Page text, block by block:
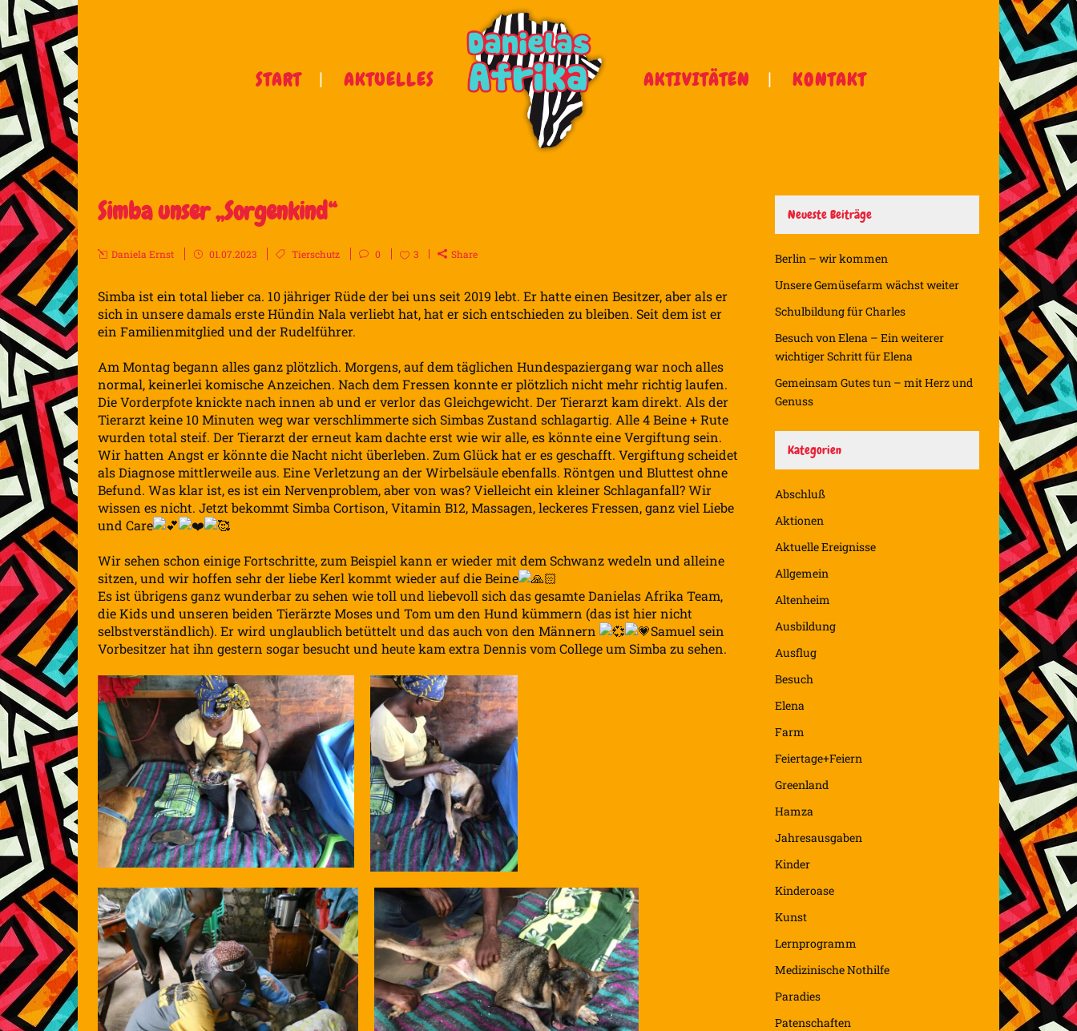
START AKTUELLES AKTIVITÄTEN KONTAKT
Simba unser „Sorgenkind“
Daniela Ernst 01.07.2023 Tierschutz 0 3 Share
Simba ist ein total lieber ca. 10 jähriger Rüde der bei uns seit 2019 lebt. Er hatte einen Besitzer, aber als er
sich in unsere damals erste Hündin Nala verliebt hat, hat er sich entschieden zu bleiben. Seit dem ist er
ein Familienmitglied und der Rudelführer.
Am Montag begann alles ganz plötzlich. Morgens, auf dem täglichen Hundespaziergang war noch alles
normal, keinerlei komische Anzeichen. Nach dem Fressen konnte er plötzlich nicht mehr richtig laufen.
Die Vorderpfote knickte nach innen ab und er verlor das Gleichgewicht. Der Tierarzt kam direkt. Als der
Tierarzt keine 10 Minuten weg war verschlimmerte sich Simbas Zustand schlagartig. Alle 4 Beine + Rute
wurden total steif. Der Tierarzt der erneut kam dachte erst wie wir alle, es könnte eine Vergiftung sein.
Wir hatten Angst er könnte die Nacht nicht überleben. Zum Glück hat er es geschafft. Vergiftung scheidet
als Diagnose mittlerweile aus. Eine Verletzung an der Wirbelsäule ebenfalls. Röntgen und Bluttest ohne
Befund. Was klar ist, es ist ein Nervenproblem, aber von was? Vielleicht ein kleiner Schlaganfall? Wir
wissen es nicht. Jetzt bekommt Simba Cortison, Vitamin B12, Massagen, leckeres Fressen, ganz viel Liebe
und Care
Wir sehen schon einige Fortschritte, zum Beispiel kann er wieder mit dem Schwanz wedeln und alleine
sitzen, und wir hoffen sehr der liebe Kerl kommt wieder auf die Beine
Es ist übrigens ganz wunderbar zu sehen wie toll und liebevoll sich das gesamte Danielas Afrika Team,
die Kids und unseren beiden Tierärzte Moses und Tom um den Hund kümmern (das ist hier nicht
selbstverständlich). Er wird unglaublich betüttelt und das auch von den Männern
Samuel sein
Vorbesitzer hat ihn gestern sogar besucht und heute kam extra Dennis vom College um Simba zu sehen.
Neueste Beiträge
Berlin – wir kommen
Unsere Gemüsefarm wächst weiter
Schulbildung für Charles
Besuch von Elena – Ein weiterer
wichtiger Schritt für Elena
Gemeinsam Gutes tun – mit Herz und
Genuss
Kategorien
Abschluß
Aktionen
Aktuelle Ereignisse
Allgemein
Altenheim
Ausbildung
Ausflug
Besuch
Elena
Farm
Feiertage+Feiern
Greenland
Hamza
Jahresausgaben
Kinder
Kinderoase
Kunst
Lernprogramm
Medizinische Nothilfe
Paradies
Patenschaften